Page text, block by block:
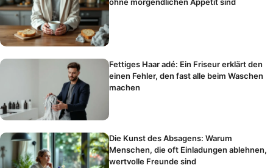
ohne morgendlichen Appetit sind
Fettiges Haar adé: Ein Friseur erklärt den
einen Fehler, den fast alle beim Waschen
machen
Die Kunst des Absagens: Warum
Menschen, die oft Einladungen ablehnen,
wertvolle Freunde sind